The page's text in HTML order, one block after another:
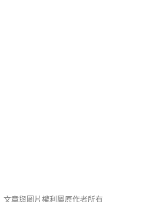
文章與圖片權利屬原作者所有